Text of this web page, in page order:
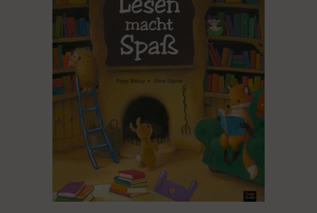
PRODUKT KAUFEN